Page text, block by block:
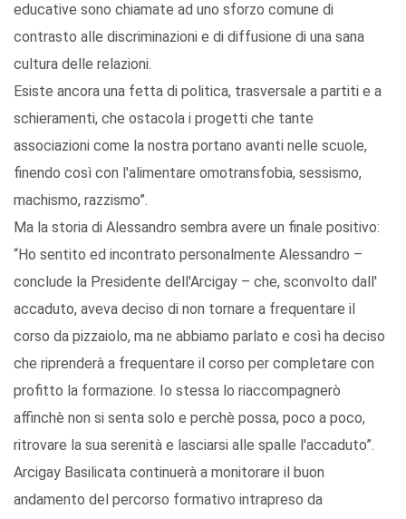
educative sono chiamate ad uno sforzo comune di
contrasto alle discriminazioni e di diffusione di una sana
cultura delle relazioni.
Esiste ancora una fetta di politica, trasversale a partiti e a
schieramenti, che ostacola i progetti che tante
associazioni come la nostra portano avanti nelle scuole,
finendo così con l'alimentare omotransfobia, sessismo,
machismo, razzismo”.
Ma la storia di Alessandro sembra avere un finale positivo:
“Ho sentito ed incontrato personalmente Alessandro –
conclude la Presidente dell'Arcigay – che, sconvolto dall'
accaduto, aveva deciso di non tornare a frequentare il
corso da pizzaiolo, ma ne abbiamo parlato e così ha deciso
che riprenderà a frequentare il corso per completare con
profitto la formazione. Io stessa lo riaccompagnerò
affinchè non si senta solo e perchè possa, poco a poco,
ritrovare la sua serenità e lasciarsi alle spalle l'accaduto”.
Arcigay Basilicata continuerà a monitorare il buon
andamento del percorso formativo intrapreso da